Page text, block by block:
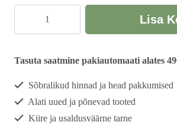
Muusikainstrumendid
Lisa
Tasuta saatmine pakiautomaati alates
Sõbralikud hinnad ja head pakkumised
Alati uued ja põnevad tooted
Kiire ja usaldusväärne tarne